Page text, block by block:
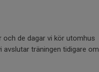
och de dagar vi kör utomhus
träningen tidigare om